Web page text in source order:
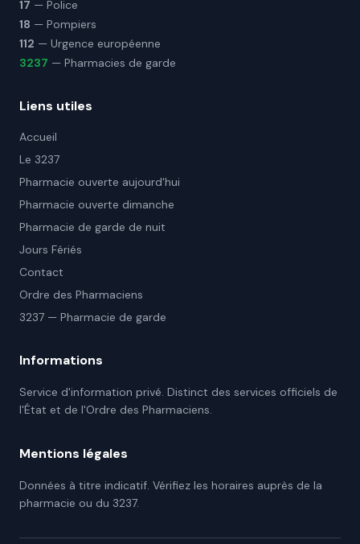
17 — Police
18 — Pompiers
112 — Urgence européenne
3237 — Pharmacies de garde
Liens utiles
Accueil
Le 3237
Pharmacie ouverte aujourd'hui
Pharmacie ouverte dimanche
Pharmacie de garde de nuit
Jours Fériés
Contact
Ordre des Pharmaciens
3237 — Pharmacie de garde
Informations
Service d'information privé. Distinct des services officiels de
l'État et de l'Ordre des Pharmaciens.
Mentions légales
Données à titre indicatif. Vérifiez les horaires auprès de la
pharmacie ou du 3237.